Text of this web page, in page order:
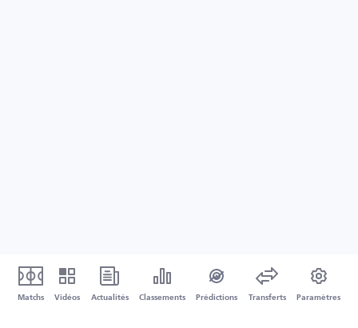
Matchs Vidéos Actualités Classements Prédictions Transferts Paramètres